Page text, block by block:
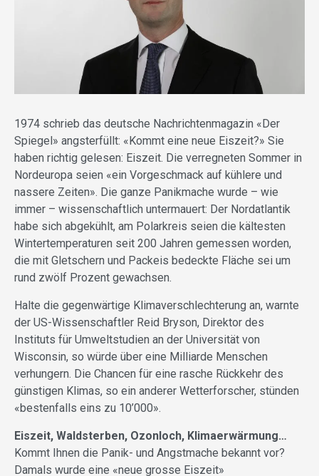
1974 schrieb das deutsche Nachrichtenmagazin «Der
Spiegel» angsterfüllt: «Kommt eine neue Eiszeit?» Sie
haben richtig gelesen: Eiszeit. Die verregneten Sommer in
Nordeuropa seien «ein Vorgeschmack auf kühlere und
nassere Zeiten». Die ganze Panikmache wurde – wie
immer – wissenschaftlich untermauert: Der Nordatlantik
habe sich abgekühlt, am Polarkreis seien die kältesten
Wintertemperaturen seit 200 Jahren gemessen worden,
die mit Gletschern und Packeis bedeckte Fläche sei um
rund zwölf Prozent gewachsen.
Halte die gegenwärtige Klimaverschlechterung an, warnte
der US-Wissenschaftler Reid Bryson, Direktor des
Instituts für Umweltstudien an der Universität von
Wisconsin, so würde über eine Milliarde Menschen
verhungern. Die Chancen für eine rasche Rückkehr des
günstigen Klimas, so ein anderer Wetterforscher, stünden
«bestenfalls eins zu 10’000».
Eiszeit, Waldsterben, Ozonloch, Klimaerwärmung…
Kommt Ihnen die Panik- und Angstmache bekannt vor?
Damals wurde eine «neue grosse Eiszeit»